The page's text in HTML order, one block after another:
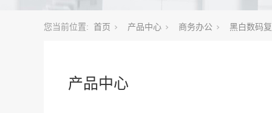
您当前位置: 首页 产品中心 商务办公 黑白数码
产品中心